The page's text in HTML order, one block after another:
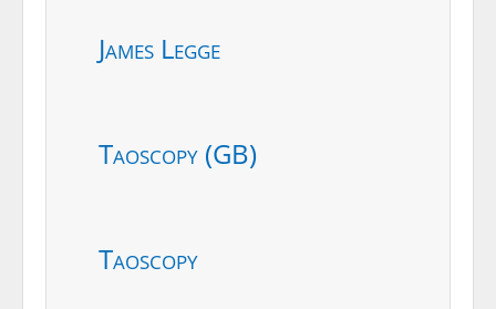
James Legge
Taoscopy (GB)
Taoscopy